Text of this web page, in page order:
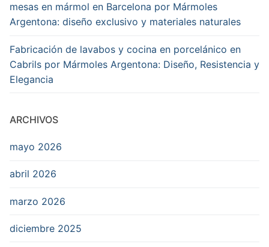
mesas en mármol en Barcelona por Mármoles
Argentona: diseño exclusivo y materiales naturales
Fabricación de lavabos y cocina en porcelánico en
Cabrils por Mármoles Argentona: Diseño, Resistencia y
Elegancia
ARCHIVOS
mayo 2026
abril 2026
marzo 2026
diciembre 2025